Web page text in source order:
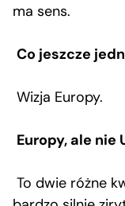
ma sens.
Co jeszcze
Wizja Europy.
Europy, ale nie
To dwie różne